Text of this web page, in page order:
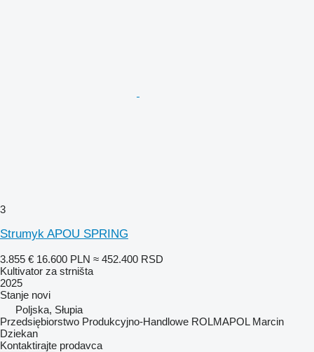
3
Strumyk APOU SPRING
3.855 € 16.600 PLN ≈ 452.400 RSD
Kultivator za strništa
2025
Stanje novi
Poljska, Słupia
Przedsiębiorstwo Produkcyjno-Handlowe ROLMAPOL Marcin
Dziekan
Kontaktirajte prodavca